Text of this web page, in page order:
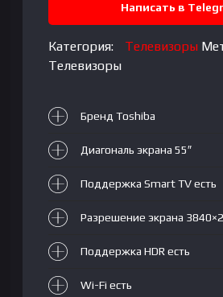
3840x2160
Написать в
Категория: Телевизоры
Телевизоры
Бренд Toshiba
Диагональ экрана 55″
Поддержка Smart TV есть
Разрешение экрана
Поддержка HDR есть
Wi-Fi есть